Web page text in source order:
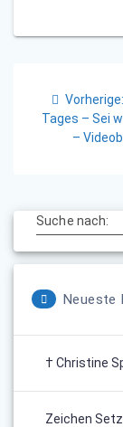
Vorherige:
Tages – Sei
–
Suche nach:
Neueste
† Christine
Zeichen